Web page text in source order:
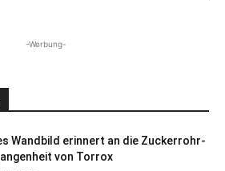
-Werbung-
Wandbild erinnert an die Zuckerrohr-
von Torrox